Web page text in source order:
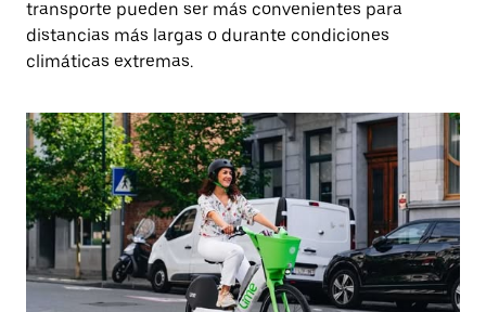
transporte pueden ser más convenientes para
distancias más largas o durante condiciones
climáticas extremas.